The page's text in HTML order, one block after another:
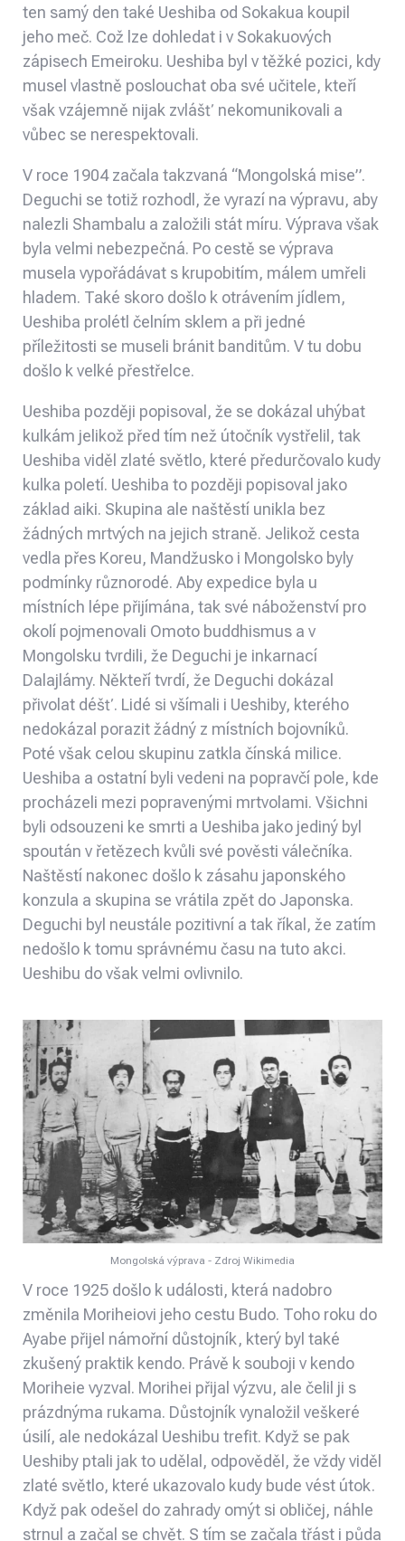
ten samý den také Ueshiba od Sokakua koupil
jeho meč. Což lze dohledat i v Sokakuových
zápisech Emeiroku. Ueshiba byl v těžké pozici, kdy
musel vlastně poslouchat oba své učitele, kteří
však vzájemně nijak zvlášť nekomunikovali a
vůbec se nerespektovali.
V roce 1904 začala takzvaná “Mongolská mise”.
Deguchi se totiž rozhodl, že vyrazí na výpravu, aby
nalezli Shambalu a založili stát míru. Výprava však
byla velmi nebezpečná. Po cestě se výprava
musela vypořádávat s krupobitím, málem umřeli
hladem. Také skoro došlo k otrávením jídlem,
Ueshiba prolétl čelním sklem a při jedné
příležitosti se museli bránit banditům. V tu dobu
došlo k velké přestřelce.
Ueshiba později popisoval, že se dokázal uhýbat
kulkám jelikož před tím než útočník vystřelil, tak
Ueshiba viděl zlaté světlo, které předurčovalo kudy
kulka poletí. Ueshiba to později popisoval jako
základ aiki. Skupina ale naštěstí unikla bez
žádných mrtvých na jejich straně. Jelikož cesta
vedla přes Koreu, Mandžusko i Mongolsko byly
podmínky různorodé. Aby expedice byla u
místních lépe přijímána, tak své náboženství pro
okolí pojmenovali Omoto buddhismus a v
Mongolsku tvrdili, že Deguchi je inkarnací
Dalajlámy. Někteří tvrdí, že Deguchi dokázal
přivolat déšť. Lidé si všímali i Ueshiby, kterého
nedokázal porazit žádný z místních bojovníků.
Poté však celou skupinu zatkla čínská milice.
Ueshiba a ostatní byli vedeni na popravčí pole, kde
procházeli mezi popravenými mrtvolami. Všichni
byli odsouzeni ke smrti a Ueshiba jako jediný byl
spoután v řetězech kvůli své pověsti válečníka.
Naštěstí nakonec došlo k zásahu japonského
konzula a skupina se vrátila zpět do Japonska.
Deguchi byl neustále pozitivní a tak říkal, že zatím
nedošlo k tomu správnému času na tuto akci.
Ueshibu do však velmi ovlivnilo.
Mongolská výprava - Zdroj Wikimedia
V roce 1925 došlo k události, která nadobro
změnila Moriheiovi jeho cestu Budo. Toho roku do
Ayabe přijel námořní důstojník, který byl také
zkušený praktik kendo. Právě k souboji v kendo
Moriheie vyzval. Morihei přijal výzvu, ale čelil ji s
prázdnýma rukama. Důstojník vynaložil veškeré
úsilí, ale nedokázal Ueshibu trefit. Když se pak
Ueshiby ptali jak to udělal, odpověděl, že vždy viděl
zlaté světlo, které ukazovalo kudy bude vést útok.
Když pak odešel do zahrady omýt si obličej, náhle
strnul a začal se chvět. S tím se začala třást i půda